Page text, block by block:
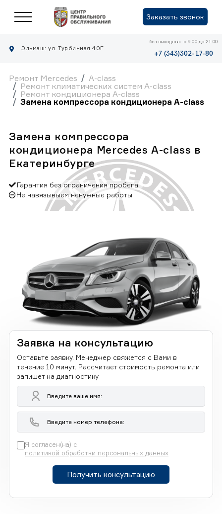
Заказать звонок
Эльмаш: ул. Турбинная 40Г
без выходных: с 9.00 до 21.00
+7 (343)302-17-80
Ремонт Mercedes
A-class
Ремонт климатических систем A-class
Ремонт кондиционера A-class
Замена компрессора кондиционера A-class
Замена компрессора
кондиционера Mercedes A-class в
Екатеринбурге
Гарантия без ограничения пробега
Не навязывыем ненужные работы
Заявка на консультацию
Оставьте заявку. Менеджер свяжется с Вами в
течение 10 минут. Рассчитает стоимость ремонта или
запишет на диагностику
Я согласен(на) с
политикой обработки персональных данных
Получить консультацию